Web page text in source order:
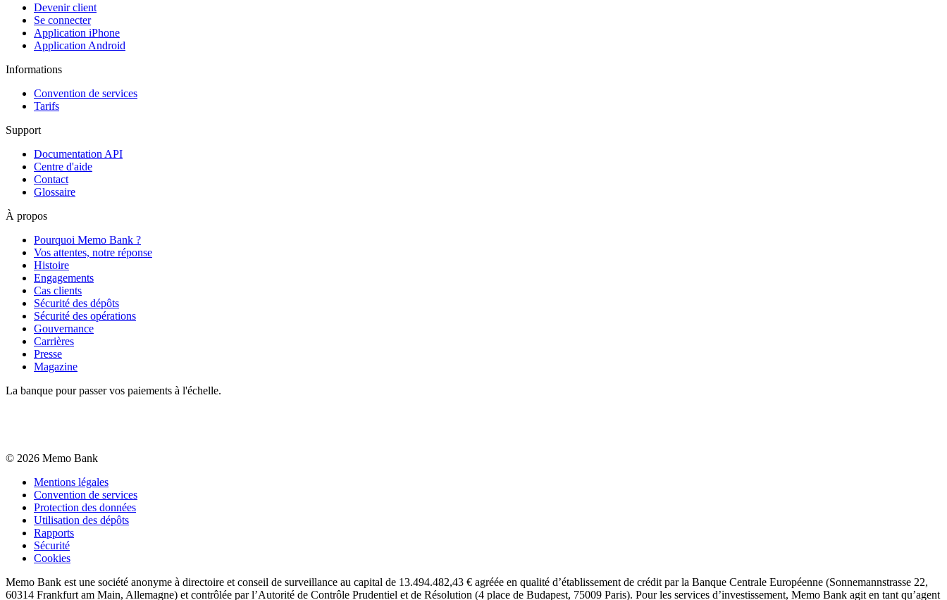
Devenir client
Se connecter
Application iPhone
Application Android
Informations
Convention de services
Tarifs
Support
Documentation API
Centre d'aide
Contact
Glossaire
À propos
Pourquoi Memo Bank ?
Vos attentes, notre réponse
Histoire
Engagements
Cas clients
Sécurité des dépôts
Sécurité des opérations
Gouvernance
Carrières
Presse
Magazine
La banque pour passer vos paiements à l'échelle.
© 2026 Memo Bank
Mentions légales
Convention de services
Protection des données
Utilisation des dépôts
Rapports
Sécurité
Cookies
Memo Bank est une société anonyme à directoire et conseil de surveillance au capital de 13.494.482,43 € agréée en qualité d’établissement de crédit par la Banque Centrale Européenne (Sonnemannstrasse 22,
60314 Frankfurt am Main, Allemagne) et contrôlée par l’Autorité de Contrôle Prudentiel et de Résolution (4 place de Budapest, 75009 Paris). Pour les services d’investissement, Memo Bank agit en tant qu’agent